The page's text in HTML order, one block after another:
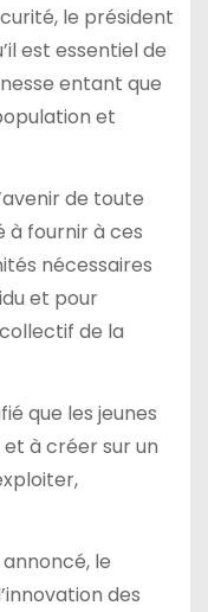
le président
est essentiel de
entant que
et
de toute
à fournir à ces
nécessaires
et pour
de la
que les jeunes
à créer sur un
le
des